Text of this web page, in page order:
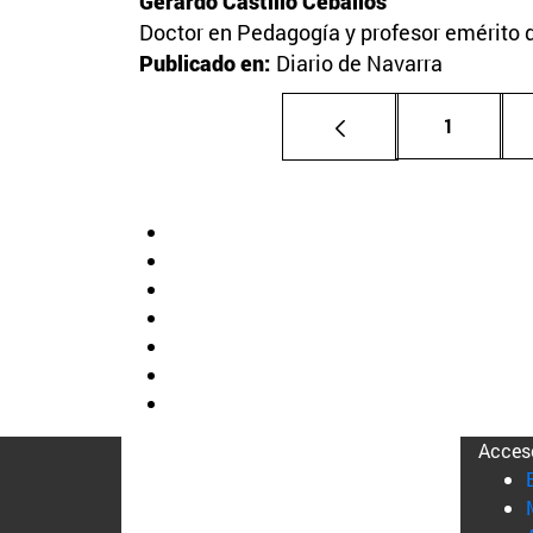
Doctor en Pedagogía y profesor emérito
Publicado en: Diario de Navarra
Página
1